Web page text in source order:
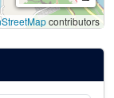
contributors